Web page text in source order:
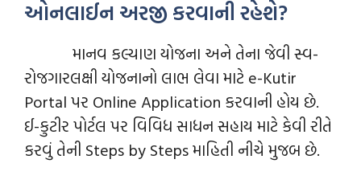
ઓનલાઈન અરજી કરવાની રહેશે?
માનવ કલ્યાણ યોજના અને તેના જેવી સ્વ-
રોજગારલક્ષી યોજનાનો લાભ લેવા માટે e-Kutir
Portal પર Online Application કરવાની હોય છે.
ઈ-કુટીર પોર્ટલ પર વિવિધ સાધન સહાય માટે કેવી રીતે
કરવું તેની Steps by Steps માહિતી નીચે મુજબ છે.